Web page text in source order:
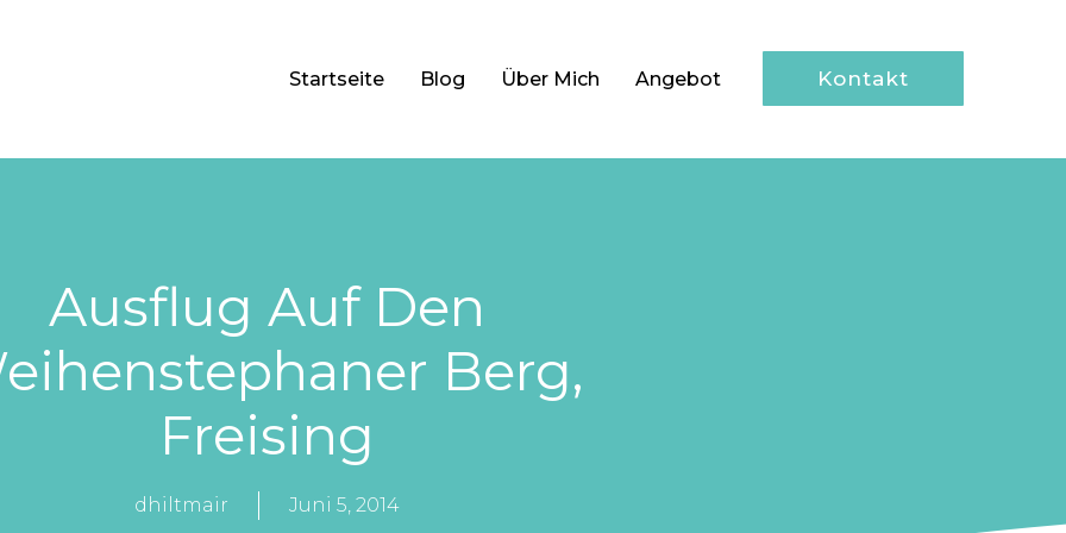
Startseite Blog Über Mich Angebot Kontakt
Ausflug Auf Den
Berg,
Freising
dhiltmair Juni 5, 2014